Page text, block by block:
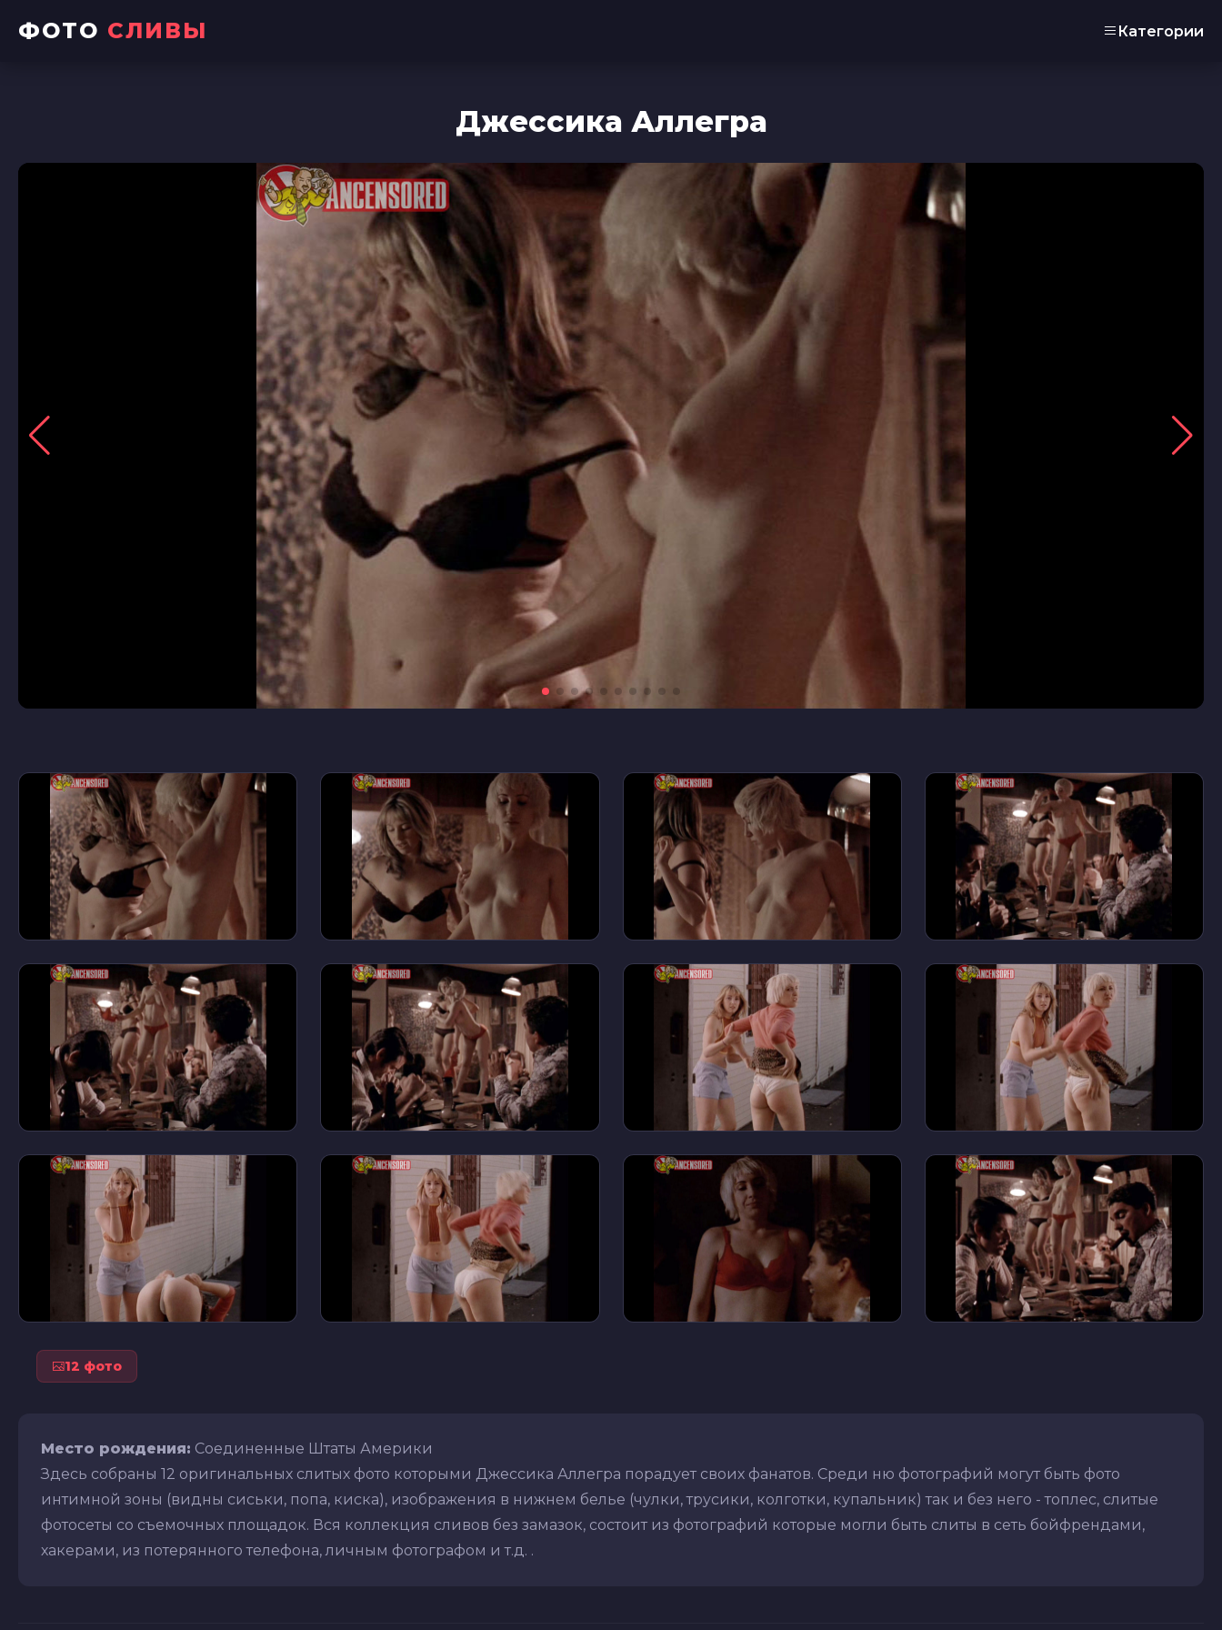
ФОТО СЛИВЫ Категории
Джессика Аллегра
12 фото
Место рождения: Соединенные Штаты Америки
Здесь собраны 12 оригинальных слитых фото которыми Джессика Аллегра порадует своих фанатов. Среди ню фотографий могут быть фото
интимной зоны (видны сиськи, попа, киска), изображения в нижнем белье (чулки, трусики, колготки, купальник) так и без него - топлес, слитые
фотосеты со съемочных площадок. Вся коллекция сливов без замазок, состоит из фотографий которые могли быть слиты в сеть бойфрендами,
хакерами, из потерянного телефона, личным фотографом и т.д. .